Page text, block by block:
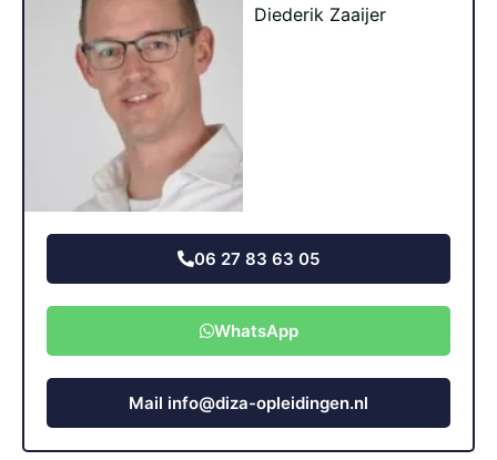
Diederik Zaaijer
06 27 83 63 05
WhatsApp
Mail info@diza-opleidingen.nl